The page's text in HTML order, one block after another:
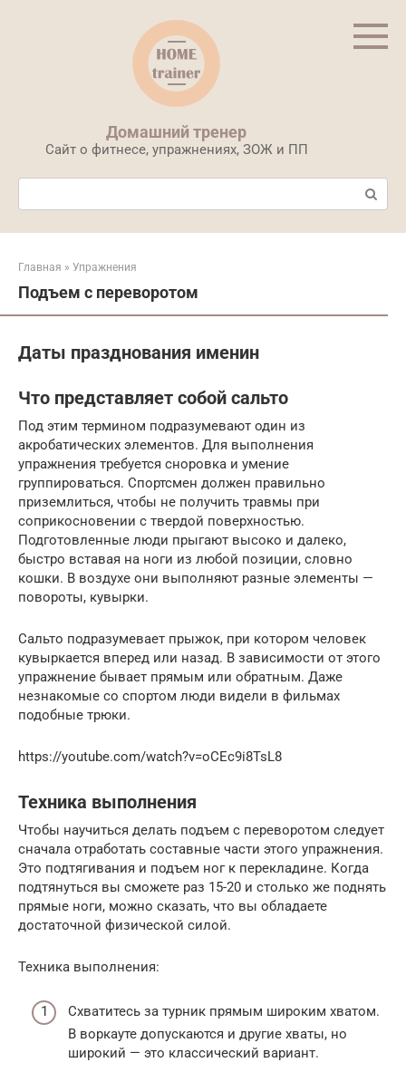
Домашний тренер
Сайт о фитнесе, упражнениях, ЗОЖ и ПП
Поиск:
Главная » Упражнения
Подъем с переворотом
Даты празднования именин
Что представляет собой сальто
Под этим термином подразумевают один из
акробатических элементов. Для выполнения
упражнения требуется сноровка и умение
группироваться. Спортсмен должен правильно
приземлиться, чтобы не получить травмы при
соприкосновении с твердой поверхностью.
Подготовленные люди прыгают высоко и далеко,
быстро вставая на ноги из любой позиции, словно
кошки. В воздухе они выполняют разные элементы —
повороты, кувырки.
Сальто подразумевает прыжок, при котором человек
кувыркается вперед или назад. В зависимости от этого
упражнение бывает прямым или обратным. Даже
незнакомые со спортом люди видели в фильмах
подобные трюки.
https://youtube.com/watch?v=oCEc9i8TsL8
Техника выполнения
Чтобы научиться делать подъем с переворотом следует
сначала отработать составные части этого упражнения.
Это подтягивания и подъем ног к перекладине. Когда
подтянуться вы сможете раз 15-20 и столько же поднять
прямые ноги, можно сказать, что вы обладаете
достаточной физической силой.
Техника выполнения:
Схватитесь за турник прямым широким хватом.
В воркауте допускаются и другие хваты, но
широкий — это классический вариант.